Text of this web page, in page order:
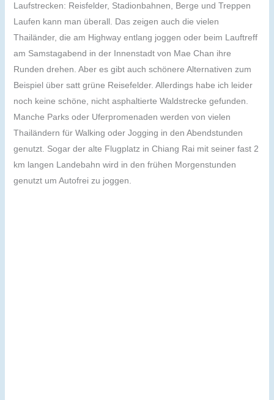
Laufstrecken: Reisfelder, Stadionbahnen, Berge und Treppen
Laufen kann man überall. Das zeigen auch die vielen
Thailänder, die am Highway entlang joggen oder beim Lauftreff
am Samstagabend in der Innenstadt von Mae Chan ihre
Runden drehen. Aber es gibt auch schönere Alternativen zum
Beispiel über satt grüne Reisefelder. Allerdings habe ich leider
noch keine schöne, nicht asphaltierte Waldstrecke gefunden.
Manche Parks oder Uferpromenaden werden von vielen
Thailändern für Walking oder Jogging in den Abendstunden
genutzt. Sogar der alte Flugplatz in Chiang Rai mit seiner fast 2
km langen Landebahn wird in den frühen Morgenstunden
genutzt um Autofrei zu joggen.